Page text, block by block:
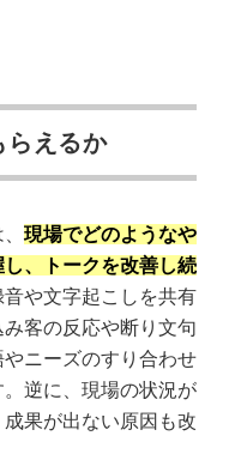
らえるか
現場でどのようなや
、トークを改善し続
音や文字起こしを共有
客の反応や断り文句
ニーズのすり合わせ
逆に、現場の状況が
果が出ない原因も改